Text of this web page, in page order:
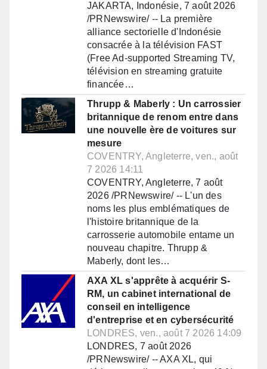
JAKARTA, Indonésie, 7 août 2026
/PRNewswire/ -- La première
alliance sectorielle d'Indonésie
consacrée à la télévision FAST
(Free Ad-supported Streaming TV,
télévision en streaming gratuite
financée…
Thrupp & Maberly : Un carrossier
britannique de renom entre dans
une nouvelle ère de voitures sur
mesure
COVENTRY, Angleterre, ven., août
7 2026 14:11
COVENTRY, Angleterre, 7 août
2026 /PRNewswire/ -- L'un des
noms les plus emblématiques de
l'histoire britannique de la
carrosserie automobile entame un
nouveau chapitre. Thrupp &
Maberly, dont les…
AXA XL s'apprête à acquérir S-
RM, un cabinet international de
conseil en intelligence
d'entreprise et en cybersécurité
LONDRES, ven., août 7 2026 14:09
LONDRES, 7 août 2026
/PRNewswire/ -- AXA XL, qui